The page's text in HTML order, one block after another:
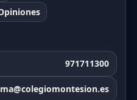
971711300